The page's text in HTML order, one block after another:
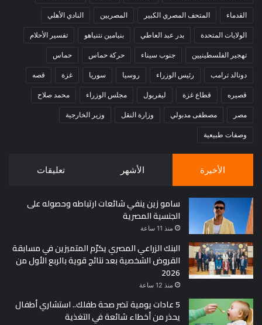
#الحياة #دروس #خمسة #وسام #لوط
القدماء المتحف المصري الكبير المصريين النادي الأهلي
الولايات المتحدة بدر عبد العاطي بنيامين نتنياهو تفسير الأحلام
تهجير الفلسطينيين جنوب سيناء حركة حماس حماس
دونالد ترامب رئيس الوزراء روسيا سوريا غزة قصه
قصيره قطاع غزة ليفربول مجلس الوزراء محمد صلاح
مصر مصطفى مدبولي وزارة النقل وزير الخارجية
وصفات طبيعية
الأخيرة الأشهر تعليقات
سامو زين ينفي شائعات ارتباطه وحصوله على
الجنسية المصرية
منذ 11 ساعة
البنك الزراعي المصري يكرّم المتميزين في مسابقة
القروض الشخصية بعد نتائج قوية بالربع الأول من
2026
منذ 12 ساعة
5 عادات يومية تضر صحة طفلك.. استشاري أطفال
يحذر من أخطاء شائعة في التغذية